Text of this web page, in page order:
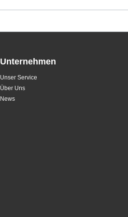
Unternehmen
Unser Service
Über Uns
News